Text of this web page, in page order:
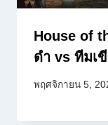
House of
ดำ vs ทีมเ
พฤศจิกายน 5,